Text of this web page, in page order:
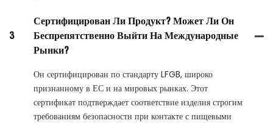
3
Сертифицирован Ли Продукт? Может Ли Он
Беспрепятственно Выйти На Международные
Рынки?
Он сертифицирован по стандарту LFGB, широко
признанному в ЕС и на мировых рынках. Этот
сертификат подтверждает соответствие изделия строгим
требованиям безопасности при контакте с пищевыми